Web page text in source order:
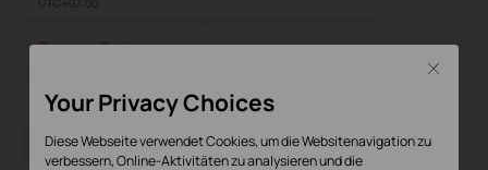
Your Privacy Choices
Diese Webseite verwendet Cookies, um die Websitenavigation zu
verbessern, Online-Aktivitäten zu analysieren und die
Close